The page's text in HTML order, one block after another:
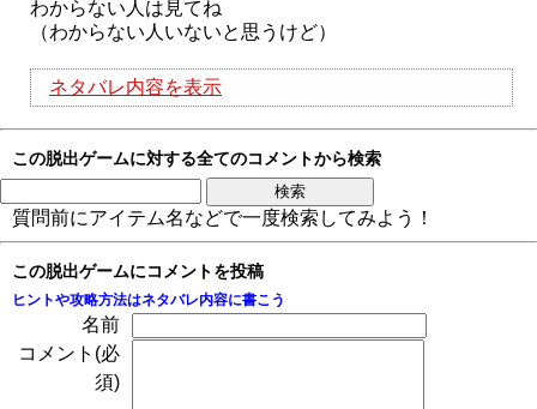
わからない人は見てね
（わからない人いないと思うけど）
ネタバレ内容を表示
この脱出ゲームに対する全てのコメントから検索
質問前にアイテム名などで一度検索してみよう！
この脱出ゲームにコメントを投稿
ヒントや攻略方法はネタバレ内容に書こう
名前
コメント(必
須)